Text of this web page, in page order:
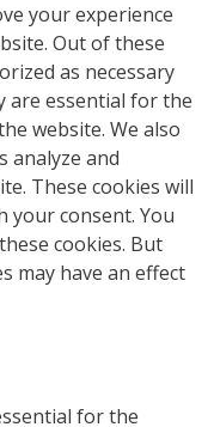
your experience
Out of these
as necessary
are essential for the
website. We also
analyze and
These cookies will
your consent. You
cookies. But
may have an effect
for the